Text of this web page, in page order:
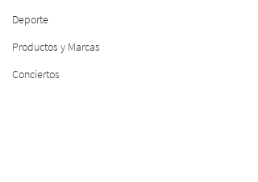
Deporte
Productos y Marcas
Conciertos